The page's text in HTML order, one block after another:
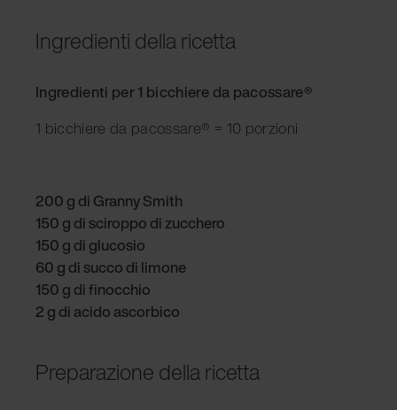
Ingredienti della ricetta
Ingredienti per 1 bicchiere da pacossare®
1 bicchiere da pacossare® = 10 porzioni
200 g di Granny Smith
150 g di sciroppo di zucchero
150 g di glucosio
60 g di succo di limone
150 g di finocchio
2 g di acido ascorbico
Preparazione della ricetta